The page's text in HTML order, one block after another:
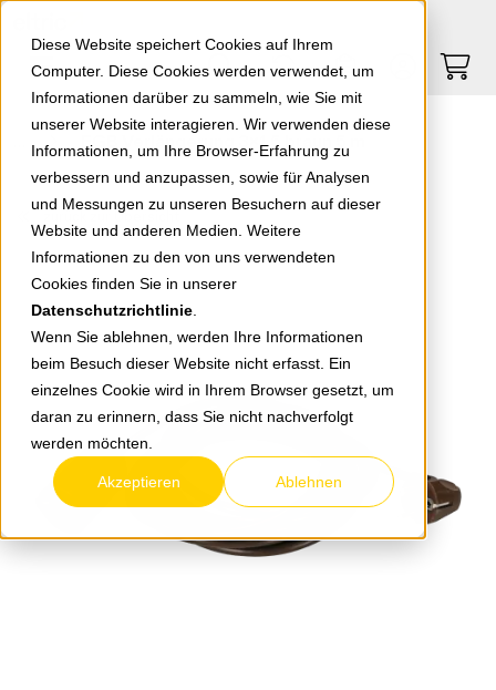
Diese Website speichert Cookies auf Ihrem
Computer. Diese Cookies werden verwendet, um
Informationen darüber zu sammeln, wie Sie mit
unserer Website interagieren. Wir verwenden diese
Informationen, um Ihre Browser-Erfahrung zu
verbessern und anzupassen, sowie für Analysen
und Messungen zu unseren Besuchern auf dieser
Website und anderen Medien. Weitere
Informationen zu den von uns verwendeten
Cookies finden Sie in unserer
Datenschutzrichtlinie
Wenn Sie ablehnen, werden Ihre Informationen
beim Besuch dieser Website nicht erfasst. Ein
einzelnes Cookie wird in Ihrem Browser gesetzt, um
daran zu erinnern, dass Sie nicht nachverfolgt
werden möchten.
Akzeptieren Ablehnen
Springe zu Hauptinhalt Springe zum Footer
0
EGB Verlängerung 3x1,5 braun 5 m
zurück zur Übersicht